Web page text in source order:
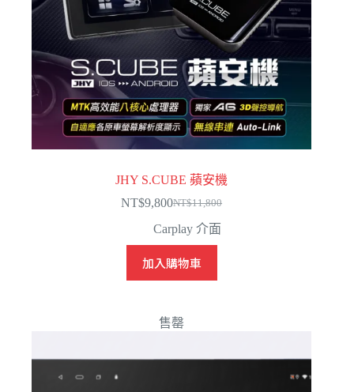
JHY S.CUBE 蘋安機
NT$11,800
始
格：
NT$9,800
前
格：
Carplay 介面
加入購物車
售罄